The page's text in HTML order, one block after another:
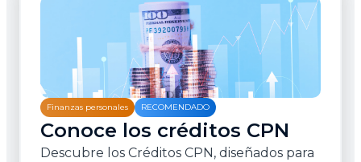
Finanzas personales RECOMENDADO
Conoce los créditos CPN
Descubre los Créditos CPN, diseñados para